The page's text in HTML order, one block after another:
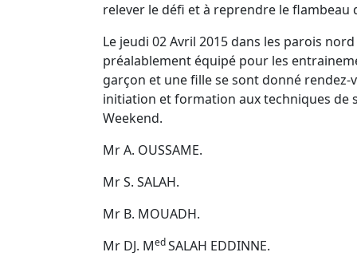
relever le défi et à reprendre le flambeau
Le jeudi 02 Avril 2015 dans les parois
préalablement équipé pour les
garçon et une fille se sont donné
initiation et formation aux techniques de
Weekend.
Mr A. OUSSAME.
Mr S. SALAH.
Mr B. MOUADH.
Mr DJ. MedSALAH EDDINNE.